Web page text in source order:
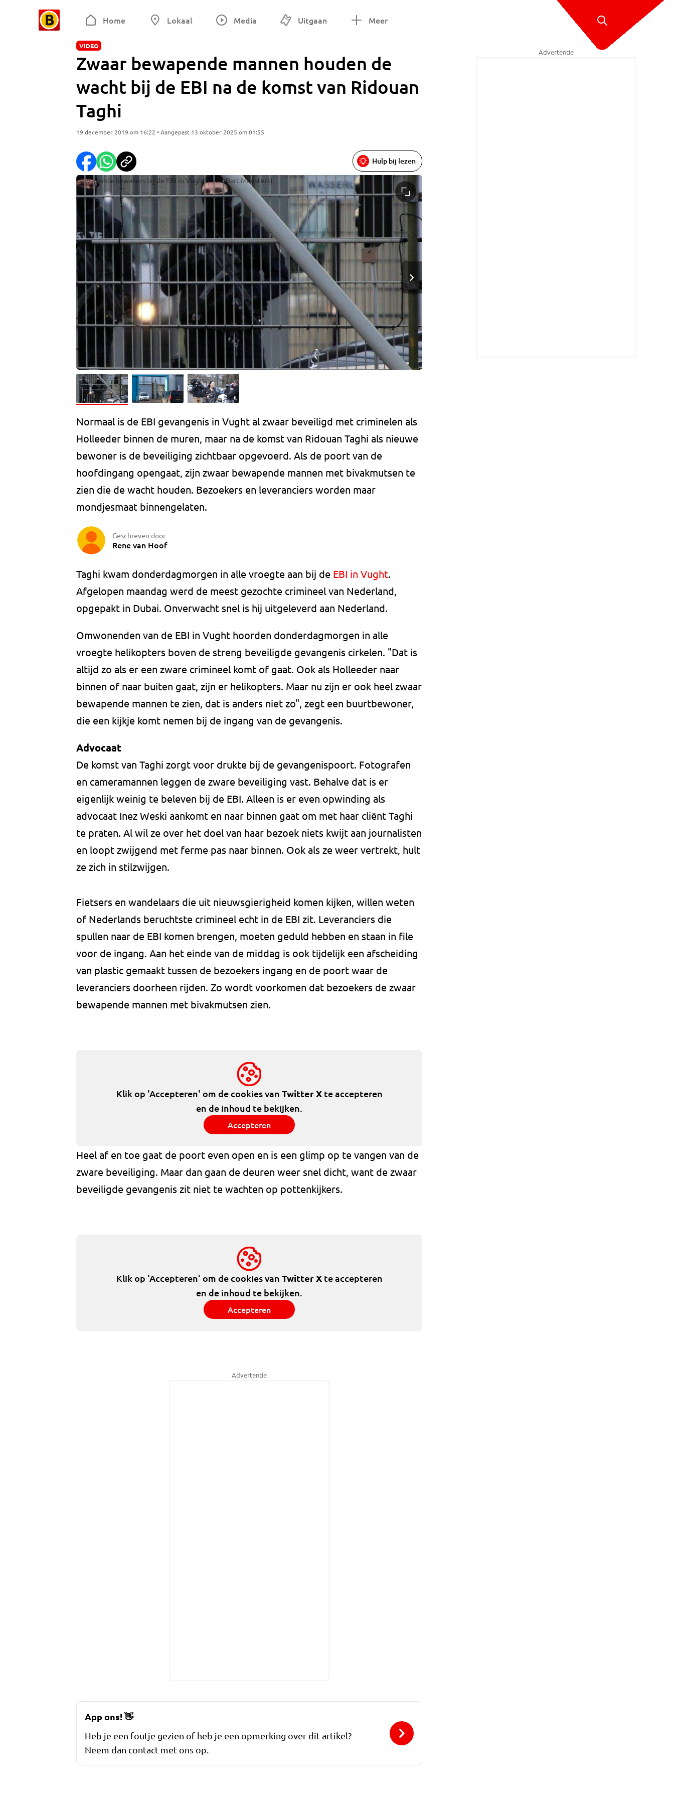
Home Lokaal Media Uitgaan Meer
VIDEO
Zwaar bewapende mannen houden de
wacht bij de EBI na de komst van Ridouan
Taghi
19 december 2019 om 16:22 • Aangepast 13 oktober 2025 om 01:55
Gewapende bewakers bij de EBI in Vught (foto: Bart Meesters).
Hulp bij lezen
Normaal is de EBI gevangenis in Vught al zwaar beveiligd met criminelen als
Holleeder binnen de muren, maar na de komst van Ridouan Taghi als nieuwe
bewoner is de beveiliging zichtbaar opgevoerd. Als de poort van de
hoofdingang opengaat, zijn zwaar bewapende mannen met bivakmutsen te
zien die de wacht houden. Bezoekers en leveranciers worden maar
mondjesmaat binnengelaten.
Geschreven door
Rene van Hoof
Taghi kwam donderdagmorgen in alle vroegte aan bij de EBI in Vught.
Afgelopen maandag werd de meest gezochte crimineel van Nederland,
opgepakt in Dubai. Onverwacht snel is hij uitgeleverd aan Nederland.
Omwonenden van de EBI in Vught hoorden donderdagmorgen in alle
vroegte helikopters boven de streng beveiligde gevangenis cirkelen. "Dat is
altijd zo als er een zware crimineel komt of gaat. Ook als Holleeder naar
binnen of naar buiten gaat, zijn er helikopters. Maar nu zijn er ook heel zwaar
bewapende mannen te zien, dat is anders niet zo", zegt een buurtbewoner,
die een kijkje komt nemen bij de ingang van de gevangenis.
Advocaat
De komst van Taghi zorgt voor drukte bij de gevangenispoort. Fotografen
en cameramannen leggen de zware beveiliging vast. Behalve dat is er
eigenlijk weinig te beleven bij de EBI. Alleen is er even opwinding als
advocaat Inez Weski aankomt en naar binnen gaat om met haar cliënt Taghi
te praten. Al wil ze over het doel van haar bezoek niets kwijt aan journalisten
en loopt zwijgend met ferme pas naar binnen. Ook als ze weer vertrekt, hult
ze zich in stilzwijgen.
Fietsers en wandelaars die uit nieuwsgierigheid komen kijken, willen weten
of Nederlands beruchtste crimineel echt in de EBI zit. Leveranciers die
spullen naar de EBI komen brengen, moeten geduld hebben en staan in file
voor de ingang. Aan het einde van de middag is ook tijdelijk een afscheiding
van plastic gemaakt tussen de bezoekers ingang en de poort waar de
leveranciers doorheen rijden. Zo wordt voorkomen dat bezoekers de zwaar
bewapende mannen met bivakmutsen zien.
Klik op 'Accepteren' om de cookies van Twitter Xte accepteren
en de inhoud te bekijken.
Accepteren
Heel af en toe gaat de poort even open en is een glimp op te vangen van de
zware beveiliging. Maar dan gaan de deuren weer snel dicht, want de zwaar
beveiligde gevangenis zit niet te wachten op pottenkijkers.
Klik op 'Accepteren' om de cookies van Twitter Xte accepteren
en de inhoud te bekijken.
Accepteren
Advertentie
Advertentie
App ons!👋
Heb je een foutje gezien of heb je een opmerking over dit artikel?
Neem dan contact met ons op.